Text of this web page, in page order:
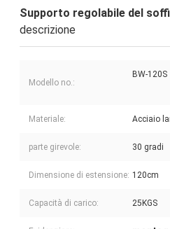
Supporto regolabile del
descrizione
Modello no.:
BW-120S
Materiale: Acciaio
parte girevole: 30 gradi
Dimensione di estensione: 120cm
Capacità di carico: 25KGS